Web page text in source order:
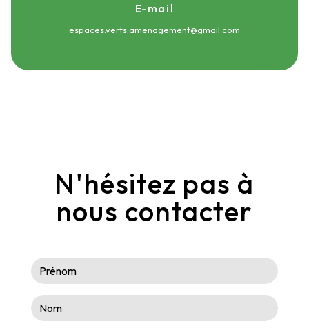
E-mail
espaces.verts.amenagement@gmail.com
N'hésitez pas à
nous contacter